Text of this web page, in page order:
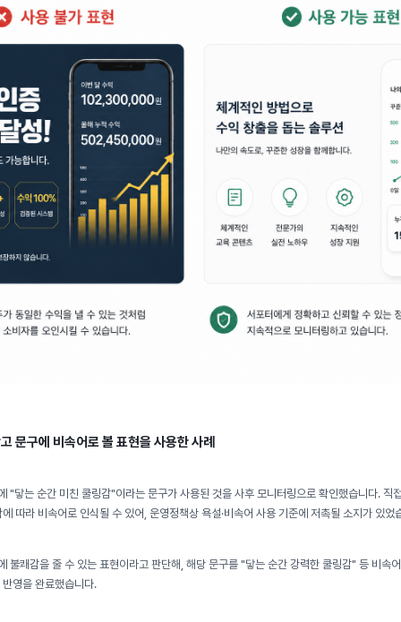
문구에 비속어로 볼 표현을 사용한 사례
"닿는 순간 미친 쿨링감"이라는 문구가 사용된 것을 사후 모니터링으로 확인했습니다. 직
따라 비속어로 인식될 수 있어, 운영정책상 욕설·비속어 사용 기준에 저촉될 소지가 있었
불쾌감을 줄 수 있는 표현이라고 판단해, 해당 문구를 "닿는 순간 강력한 쿨링감" 등 비속
영을 완료했습니다.